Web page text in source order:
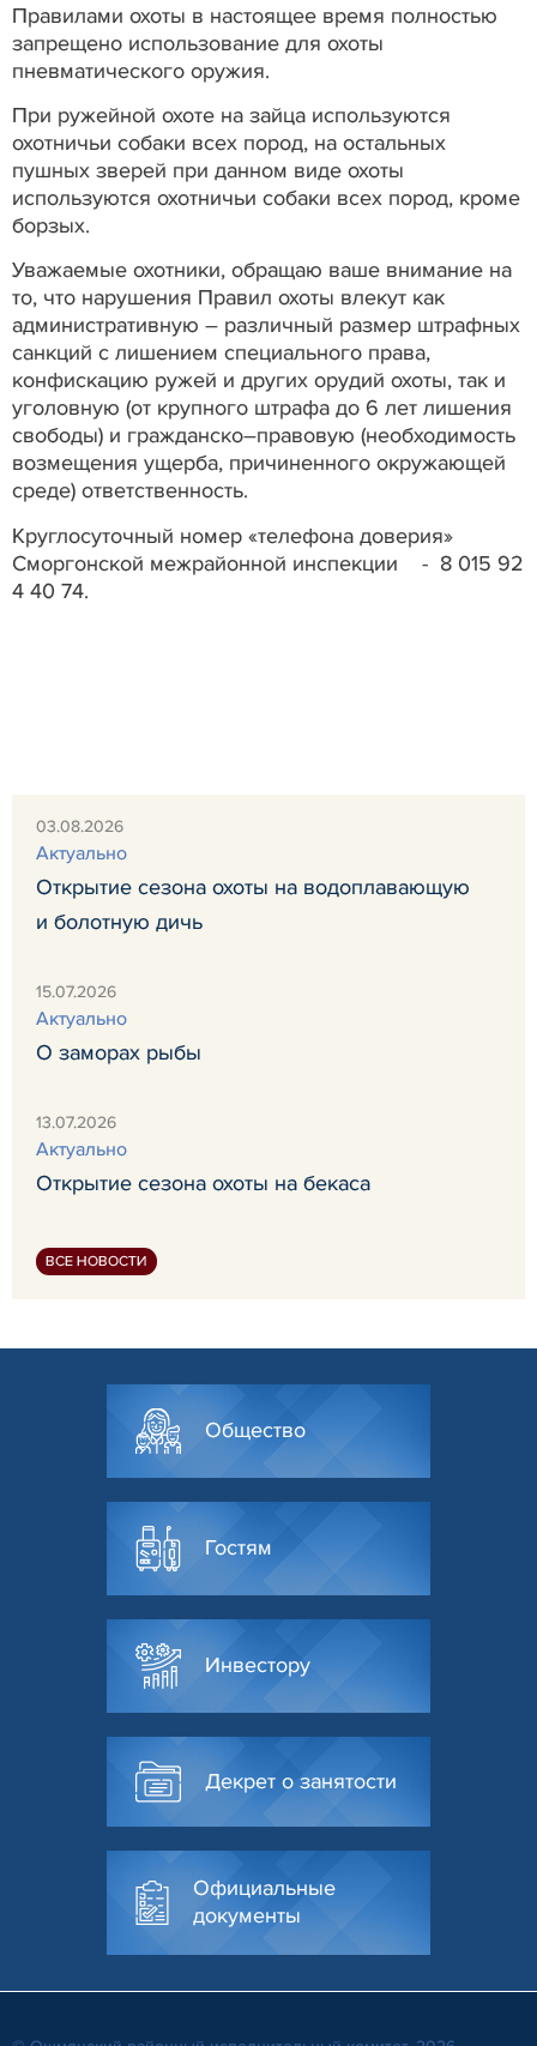
Правилами охоты в настоящее время полностью
запрещено использование для охоты
пневматического оружия.
При ружейной охоте на зайца используются
охотничьи собаки всех пород, на остальных
пушных зверей при данном виде охоты
используются охотничьи собаки всех пород, кроме
борзых.
Уважаемые охотники, обращаю ваше внимание на
то, что нарушения Правил охоты влекут как
административную – различный размер штрафных
санкций с лишением специального права,
конфискацию ружей и других орудий охоты, так и
уголовную (от крупного штрафа до 6 лет лишения
свободы) и гражданско–правовую (необходимость
возмещения ущерба, причиненного окружающей
среде) ответственность.
Круглосуточный номер «телефона доверия»
Сморгонской межрайонной инспекции - 8 015 92
4 40 74.
03.08.2026
Актуально
Открытие сезона охоты на водоплавающую
и болотную дичь
15.07.2026
Актуально
О заморах рыбы
13.07.2026
Актуально
Открытие сезона охоты на бекаса
ВСЕ НОВОСТИ
Общество
Гостям
Инвестору
Декрет о занятости
Официальные
документы